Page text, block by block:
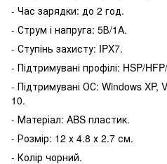
- Час зарядки: до 2 год.
- Струм і напруга: 5В/1A.
- Ступінь захисту: IPX7.
- Підтримувані профілі: HSP/
- Підтримувані ОС: Windows XP,
10.
- Матеріал: ABS пластик.
- Розмір: 12 х 4.8 х 2.7 см.
- Колір чорний.